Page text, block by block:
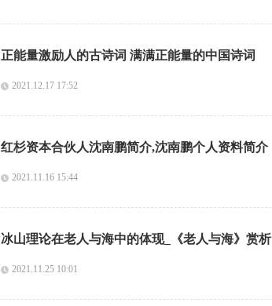
正能量激励人的古诗词 满满正能量的中国诗词
2021.12.17 17:52
红杉资本合伙人沈南鹏简介,沈南鹏个人资料简介
2021.11.16 15:44
冰山理论在老人与海中的体现_《老人与海》赏析
2021.11.25 10:01